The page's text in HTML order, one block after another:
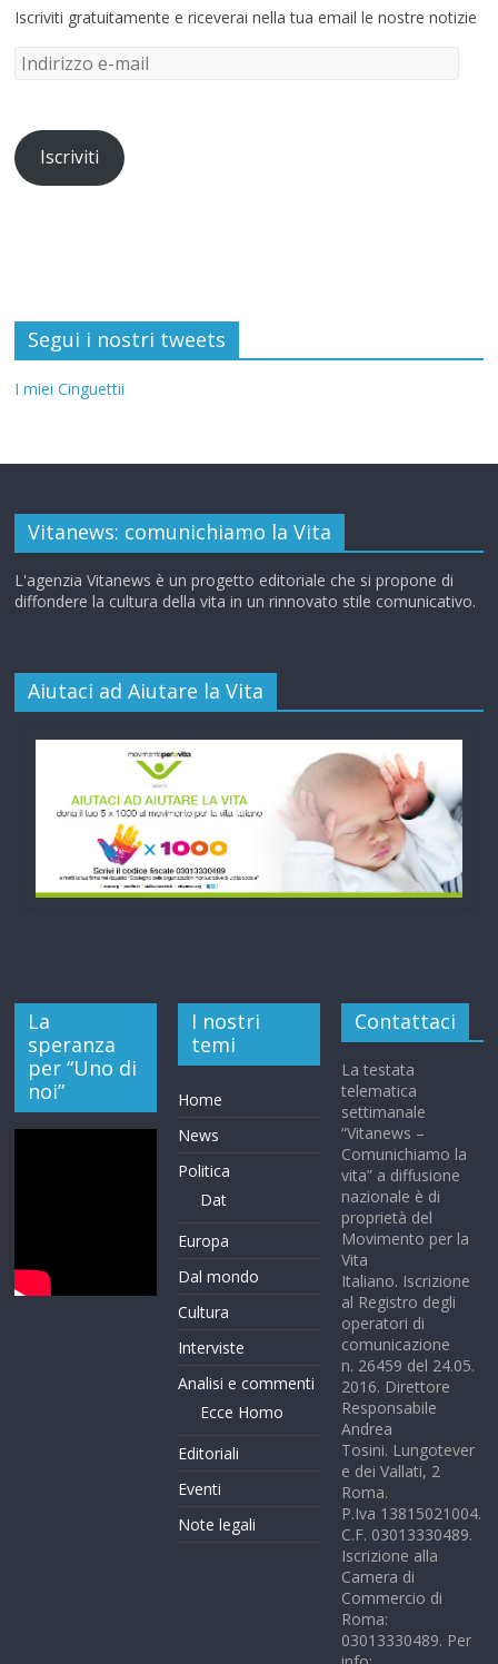
Iscriviti gratuitamente e riceverai nella tua email le nostre notizie
Iscriviti
Segui i nostri tweets
I miei Cinguettii
Vitanews: comunichiamo la Vita
L'agenzia Vitanews è un progetto editoriale che si propone di
diffondere la cultura della vita in un rinnovato stile comunicativo.
Aiutaci ad Aiutare la Vita
La
speranza
per “Uno di
noi”
I nostri
temi
Home
News
Politica
Dat
Europa
Dal mondo
Cultura
Interviste
Analisi e commenti
Ecce Homo
Editoriali
Eventi
Note legali
Contattaci
La testata
telematica
settimanale
“Vitanews –
Comunichiamo la
vita” a diffusione
nazionale è di
proprietà del
Movimento per la
Vita
Italiano. Iscrizione
al Registro degli
operatori di
comunicazione
n. 26459 del 24.05.
2016. Direttore
Responsabile
Andrea
Tosini. Lungotever
e dei Vallati, 2
Roma.
P.Iva 13815021004.
C.F. 03013330489.
Iscrizione alla
Camera di
Commercio di
Roma:
03013330489. Per